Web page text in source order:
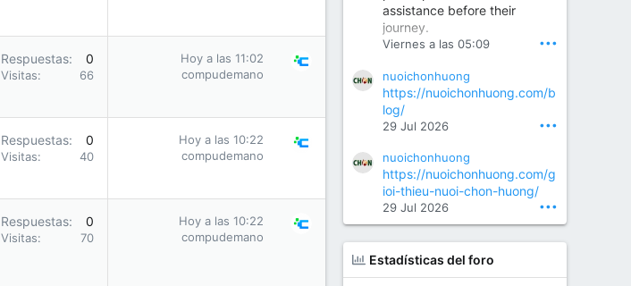
Respuestas 0
Visitas 66
Hoy a las 11:02
compudemano
Respuestas 0
Visitas 40
Hoy a las 10:22
compudemano
Respuestas 0
Visitas 70
Hoy a las 10:22
compudemano
Orthopedic Surgeon in Kondapur | Best Orthopedic Doctor in Kondapur | Dr. M. Ranganath Reddy
Consult Dr. M. Ranganath
Reddy, the best...
www.drranganathreddy.co
m
assistance before their
journey.
Viernes a las 05:09 •••
nuoichonhuong
https://nuoichonhuong.com/b
log/
29 Jul 2026 •••
nuoichonhuong
https://nuoichonhuong.com/g
ioi-thieu-nuoi-chon-huong/
29 Jul 2026 •••
Estadísticas del foro